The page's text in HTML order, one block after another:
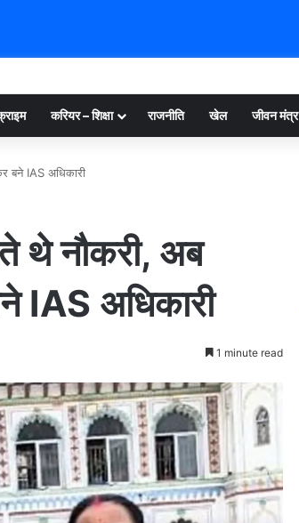
करियर – शिक्षा राजनीति खेल जीवन मंत्र
बने IAS अधिकारी
थे नौकरी, अब
IAS अधिकारी
1 minute read